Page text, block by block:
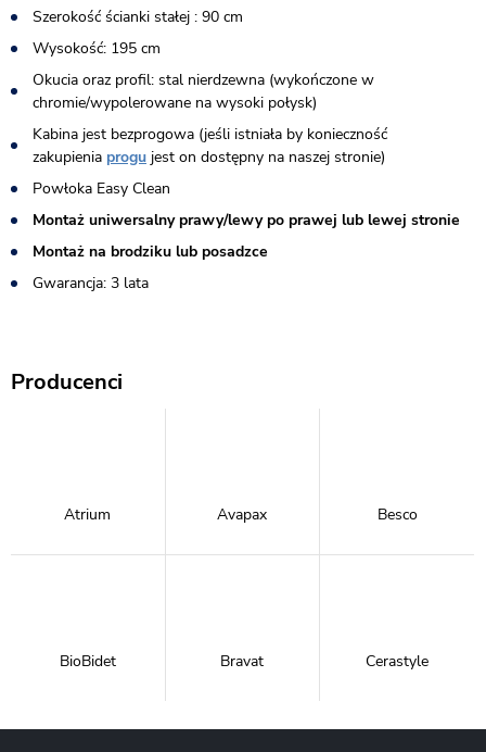
Szerokość ścianki stałej : 90 cm
Wysokość: 195 cm
Okucia oraz profil: stal nierdzewna (wykończone w
chromie/wypolerowane na wysoki połysk)
Kabina jest bezprogowa (jeśli istniała by konieczność
zakupienia progu jest on dostępny na naszej stronie)​
Powłoka Easy Clean
Montaż uniwersalny prawy/lewy po prawej lub lewej stronie
Montaż na brodziku lub posadzce
Gwarancja: 3 lata
Producenci
Atrium Avapax Besco
BioBidet Bravat Cerastyle